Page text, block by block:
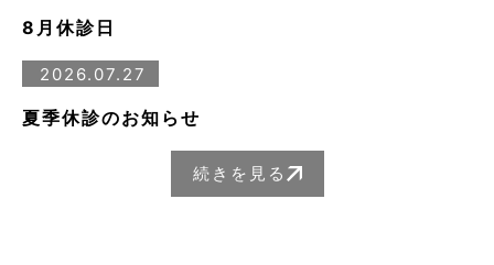
8月休診日
2026.07.27
夏季休診のお知らせ
続きを見る